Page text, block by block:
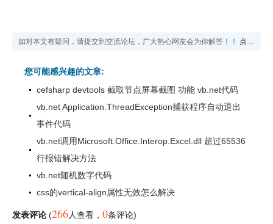
如对本文有疑问，请提交到交流论坛，广大热心网友会为你解答！！ 点击进入论坛
您可能感兴趣的文章:
cefsharp devtools 截取节点屏幕截图 功能 vb.net代码
vb.net Application.ThreadException捕获程序自动退出
事件代码
vb.net调用Microsoft.Office.Interop.Excel.dll 超过65536
行报错解决方法
vb.net随机数字代码
css的vertical-align属性无效怎么解决
发表评论 (266人查看 ， 0条评论)